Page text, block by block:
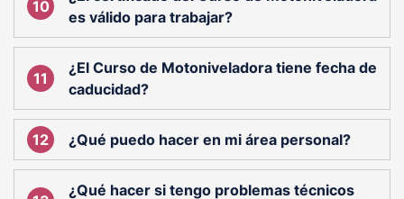
es válido para trabajar?
¿El Curso de Motoniveladora tiene fecha de
caducidad?
¿Qué puedo hacer en mi área personal?
¿Qué hacer si tengo problemas técnicos